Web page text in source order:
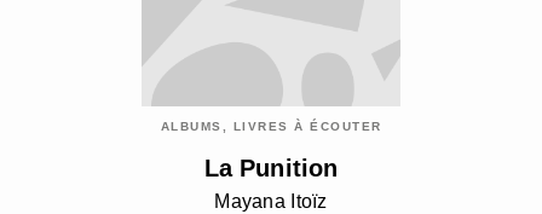
ALBUMS, LIVRES À ÉCOUTER
La Punition
Mayana Itoïz